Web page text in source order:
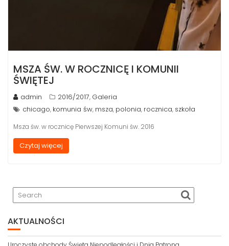
MSZA ŚW. W ROCZNICĘ I KOMUNII
ŚWIĘTEJ
admin 2016/2017, Galeria
chicago, komunia św, msza, polonia, rocznica, szkoła
Msza św. w rocznicę Pierwszej Komuni św. 2016
Czytaj więcej
AKTUALNOŚCI